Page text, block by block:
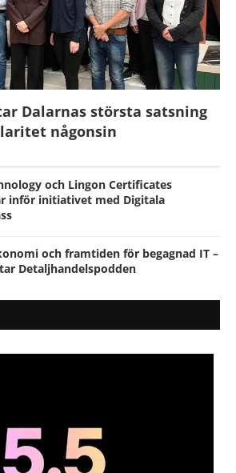
Dalarnas största satsning
någonsin
och Lingon Certificates
inför initiativet med Digitala
och framtiden för begagnad IT –
Detaljhandelspodden